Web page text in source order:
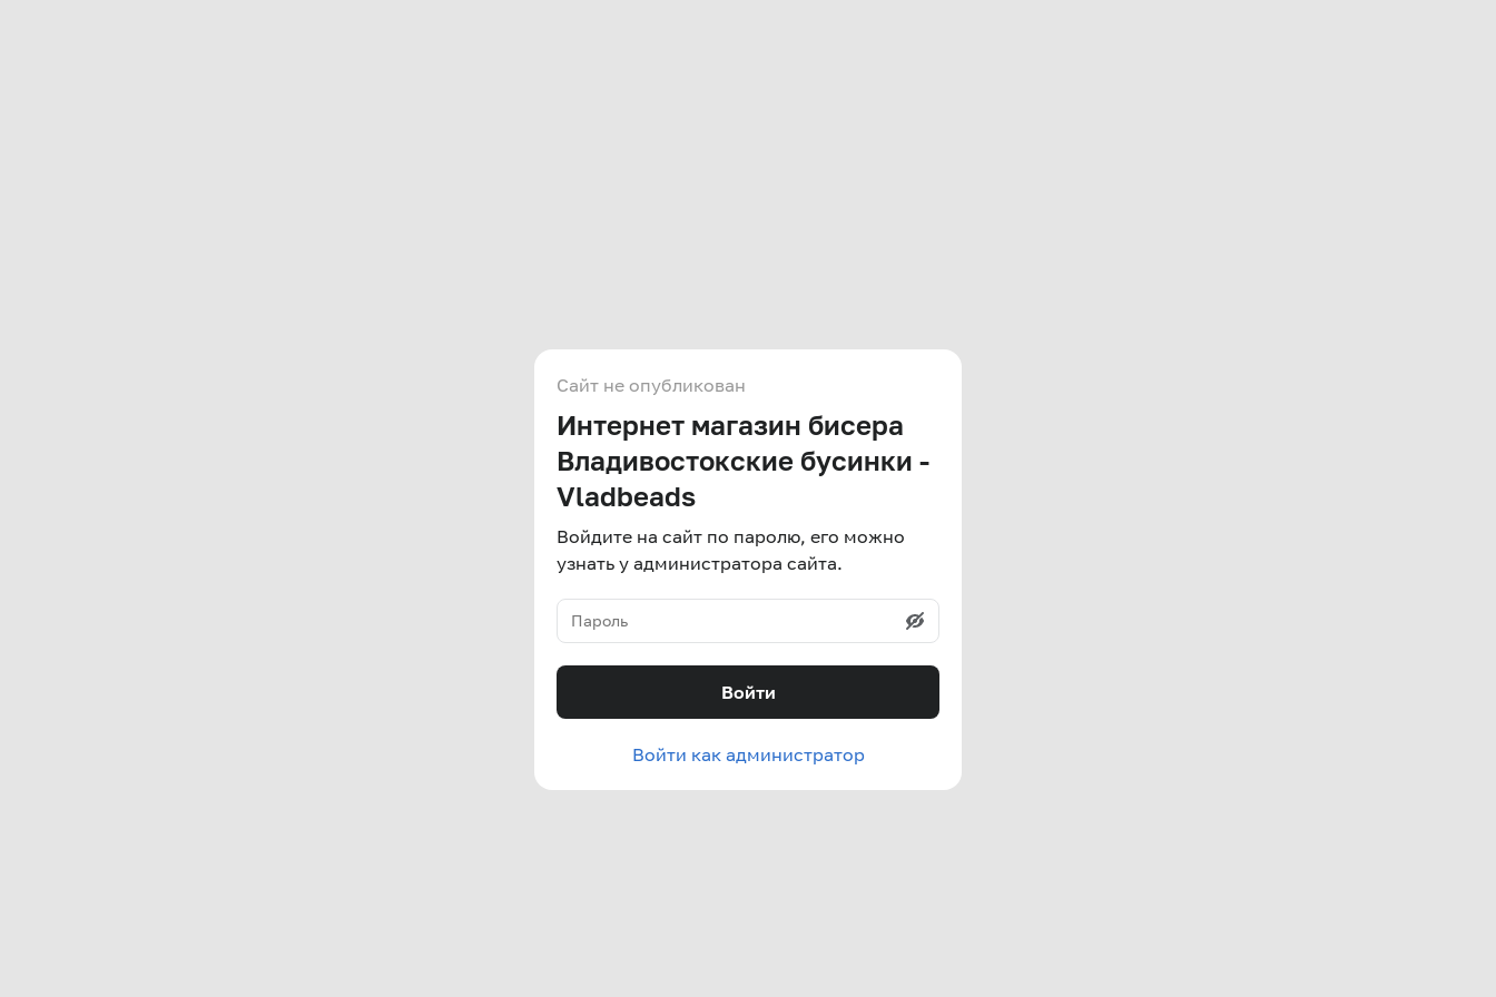
Сайт не опубликован
Интернет магазин бисера
Владивостокские бусинки -
Vladbeads
Войдите на сайт по паролю, его можно
узнать у администратора сайта.
Войти
Войти как администратор